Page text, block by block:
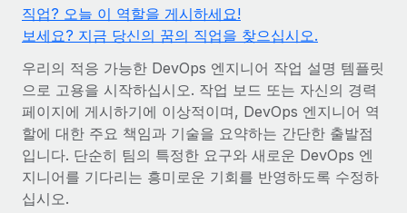
전 세계 계약자의 온보딩 및 관리
복잡한 고용 업무를 아웃소싱
인프라
Remote 통합
HR을 워크플로에 매끄럽게 통합
스타트업
성장하는 기업을 위한 민첩한 글로벌 HR 및 급여 솔루션
중견기업
맞춤형 HR 솔루션으로 팀 확장
엔터프라이즈
계약자 지급 계산기
글로벌 계약직을 위한 통화 옵션과 지급 소요 시간 확인
REMOTE와 함께 배우기
리서치 및 가이드
사례 연구
HR 용어집
Nederlands
Français
Deutsch
Español
로그인
직업? 오늘 이 역할을 게시하세요!
보세요? 지금 당신의 꿈의 직업을 찾으십시오.
우리의 적응 가능한 DevOps 엔지니어 작업 설명 템플릿
으로 고용을 시작하십시오. 작업 보드 또는 자신의 경력
페이지에 게시하기에 이상적이며, DevOps 엔지니어 역
할에 대한 주요 책임과 기술을 요약하는 간단한 출발점
입니다. 단순히 팀의 특정한 요구와 새로운 DevOps 엔
지니어를 기다리는 흥미로운 기회를 반영하도록 수정하
십시오.